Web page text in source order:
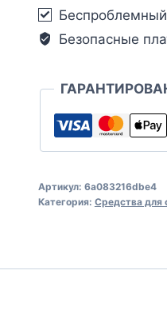
Безопасные
Артикул: 6a083216dbe4
Категория: Средства для